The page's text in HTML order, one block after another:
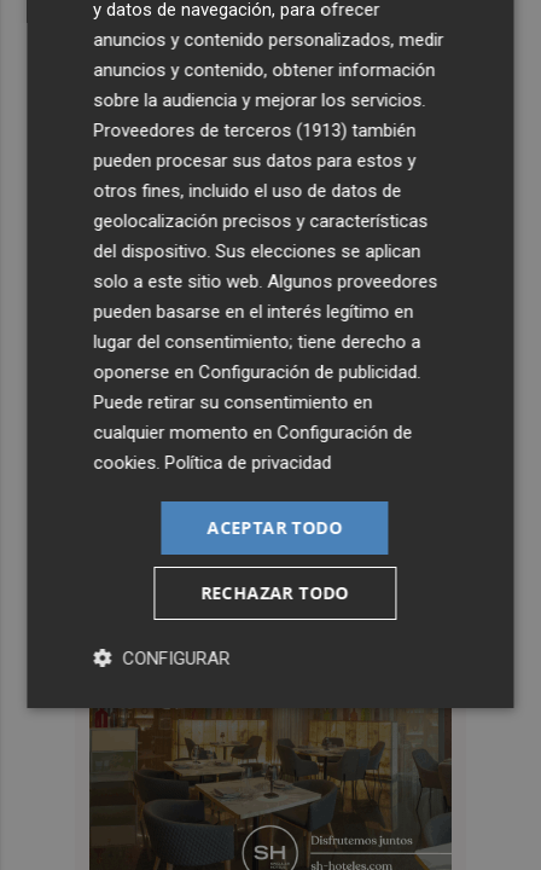
y datos de navegación, para ofrecer
anuncios y contenido personalizados, medir
anuncios y contenido, obtener información
sobre la audiencia y mejorar los servicios.
Proveedores de terceros (1913) también
pueden procesar sus datos para estos y
otros fines, incluido el uso de datos de
geolocalización precisos y características
del dispositivo. Sus elecciones se aplican
solo a este sitio web. Algunos proveedores
pueden basarse en el interés legítimo en
lugar del consentimiento; tiene derecho a
oponerse enConfiguración de publicidad
Puede retirar su consentimiento en
cualquier momento enConfiguración de
cookies .Política de privacidad
ACEPTAR TODO
RECHAZAR TODO
CONFIGURAR